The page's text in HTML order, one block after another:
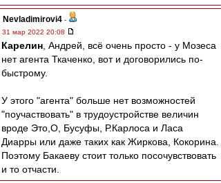
Nevladimirovi4 -
31 мар 2022 20:08
Карелин , Андрей, всё очень просто - у Мозеса
нет агента Ткаченко, вот и договорились по-
быстрому.
У этого "агента" больше нет возможностей
"поучаствовать" в трудоустройстве величин
вроде Это,О, Бусуфы, Р.Карлоса и Ласа
Диарры или даже таких как Жиркова, Кокорина.
Поэтому Бакаеву стоит только посочувствовать
и то отчасти.